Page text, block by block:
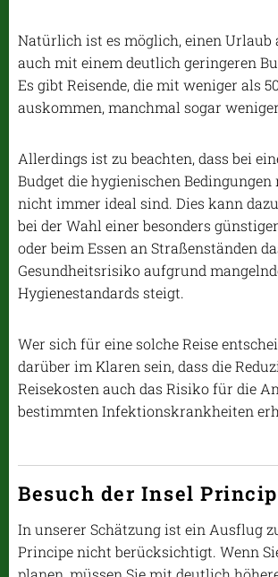
Natürlich ist es möglich, einen Urlaub
auch mit einem deutlich geringeren
Es gibt Reisende, die mit weniger als
auskommen, manchmal sogar
Allerdings ist zu beachten, dass bei
Budget die hygienischen
nicht immer ideal sind. Dies kann
bei der Wahl einer besonders
oder beim Essen an Straßenständen
Gesundheitsrisiko aufgrund
Hygienestandards steigt.
Wer sich für eine solche Reise
darüber im Klaren sein, dass die
Reisekosten auch das Risiko für die
bestimmten Infektionskrankheiten
Besuch der Insel
In unserer Schätzung ist ein Ausflug
Principe nicht berücksichtigt. Wenn